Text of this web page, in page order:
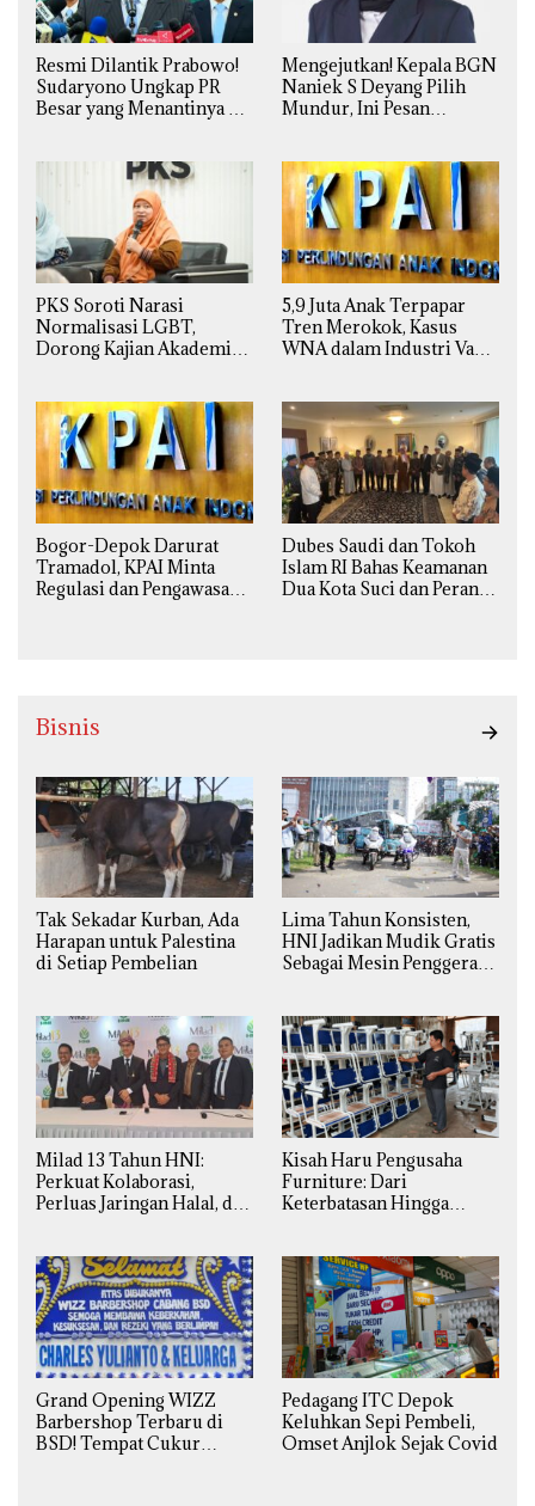
Resmi Dilantik Prabowo!
Sudaryono Ungkap PR
Besar yang Menantinya di
Mengejutkan! Kepala BGN
Naniek S Deyang Pilih
Mundur, Ini Pesan
PKS Soroti Narasi
Normalisasi LGBT,
Dorong Kajian Akademik
Agama
5,9 Juta Anak Terpapar
Tren Merokok, Kasus
WNA dalam Industri Vape
Bogor-Depok Darurat
Tramadol, KPAI Minta
Regulasi dan Pengawasan
Dubes Saudi dan Tokoh
Islam RI Bahas Keamanan
Dua Kota Suci dan Peran
Bisnis
Tak Sekadar Kurban, Ada
Harapan untuk Palestina
di Setiap Pembelian
Lima Tahun Konsisten,
HNI Jadikan Mudik Gratis
Sebagai Mesin Penggerak
Milad 13 Tahun HNI:
Perkuat Kolaborasi,
Perluas Jaringan Halal, dan
Kisah Haru Pengusaha
Furniture: Dari
Keterbatasan Hingga
Grand Opening WIZZ
Barbershop Terbaru di
BSD! Tempat Cukur
Pedagang ITC Depok
Keluhkan Sepi Pembeli,
Omset Anjlok Sejak Covid